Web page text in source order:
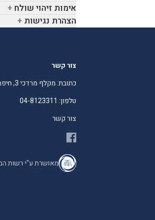
אימות זיהוי שולח
הצהרת נגישות
צור קשר
כתובת: מקלף מרדכי 3, חיפה
טלפון: 04-8123311
צור קשר
מאושרת ע"י רשות